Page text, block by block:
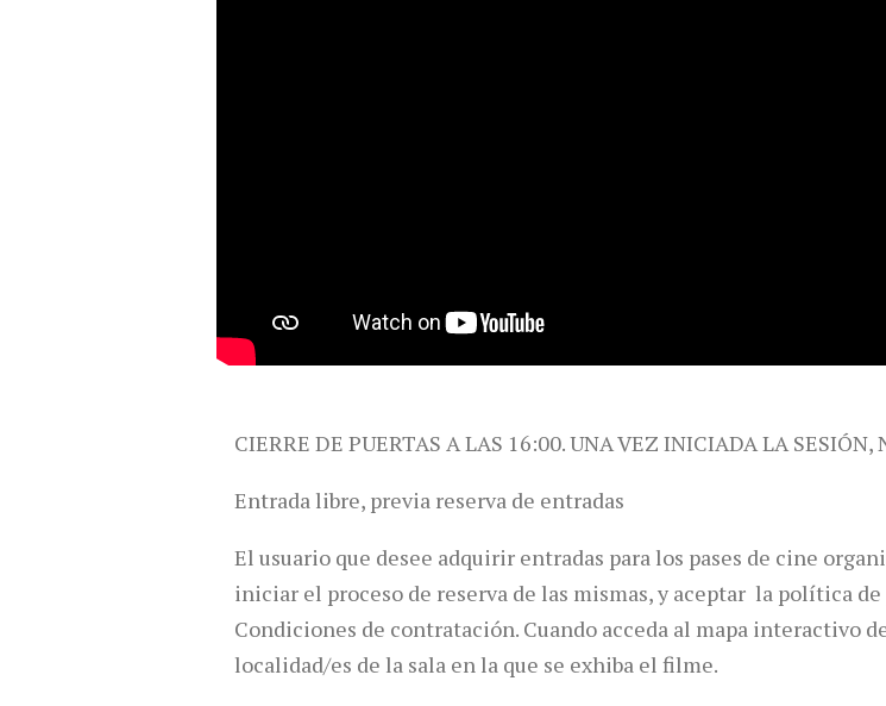
CIERRE DE PUERTAS A LAS 16:00. UNA VEZ INICIADA LA
Entrada libre, previa reserva de entradas
El usuario que desee adquirir entradas para los pases de cine
iniciar el proceso de reserva de las mismas, y aceptar la política
Condiciones de contratación. Cuando acceda al mapa interactivo
localidad/es de la sala en la que se exhiba el filme.